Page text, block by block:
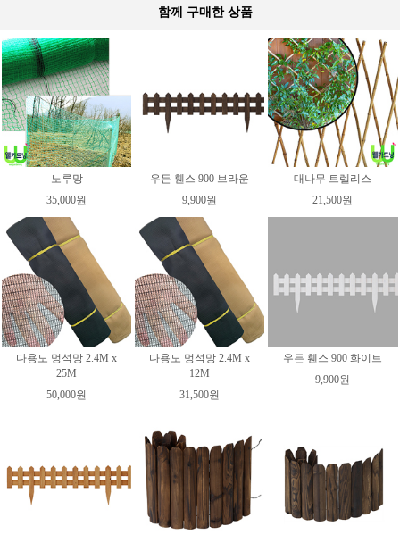
함께 구매한 상품
노루망
35,000원
우든 휀스 900 브라운
9,900원
대나무 트렐리스
21,500원
다용도 멍석망 2.4M x
25M
50,000원
다용도 멍석망 2.4M x
12M
31,500원
우든 휀스 900 화이트
9,900원